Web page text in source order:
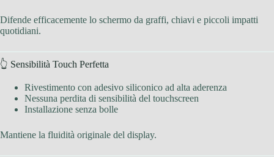
Difende efficacemente lo schermo da graffi, chiavi e piccoli impatti
quotidiani.
👆 Sensibilità Touch Perfetta
Rivestimento con adesivo siliconico ad alta aderenza
Nessuna perdita di sensibilità del touchscreen
Installazione senza bolle
Mantiene la fluidità originale del display.